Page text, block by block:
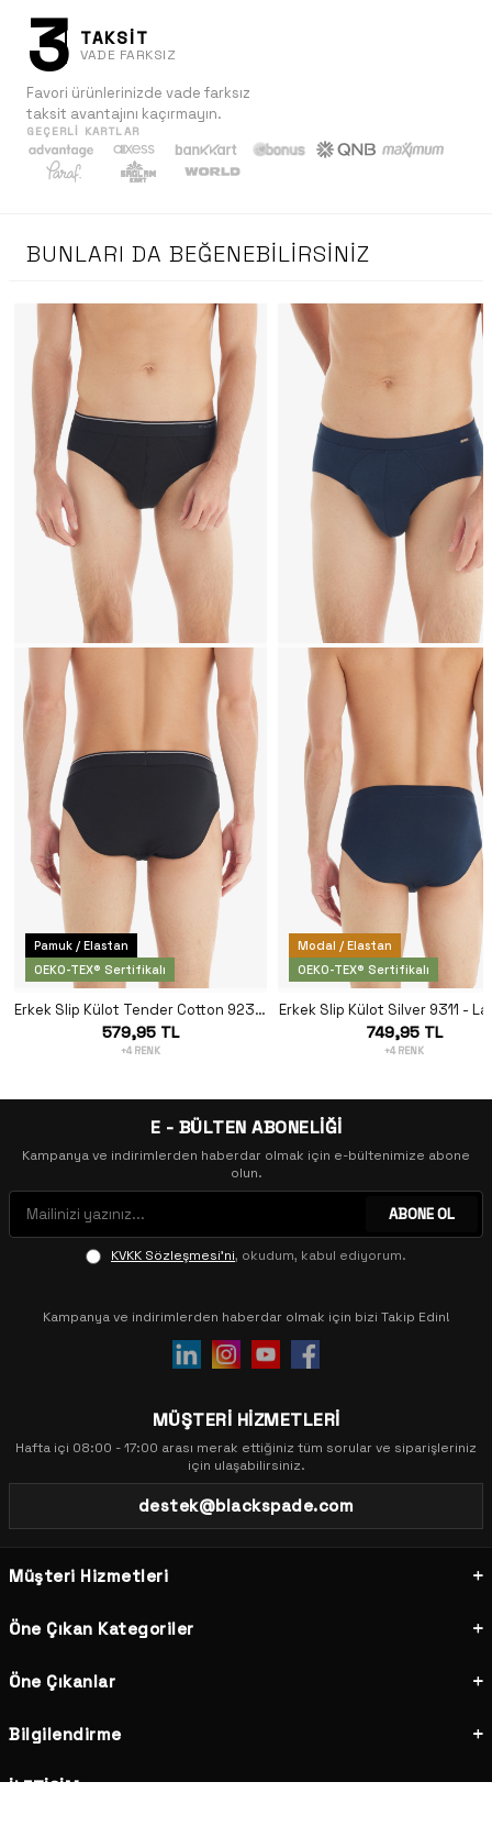
3 TAKSİT
VADE FARKSIZ
Favori ürünlerinizde vade farksız
taksit avantajını kaçırmayın.
GEÇERLI KARTLAR
BUNLARI DA BEĞENEBILIRSINIZ
Pamuk / Elastan
OEKO-TEX® Sertifikalı
Erkek Slip Külot Tender Cotton 9232 - Siyah
579,95 TL
+4 RENK
Modal / Elastan
OEKO-TEX® Sertifikalı
Erkek Slip Külot Silver 9311 -
749,95 TL
+4 RENK
E - BÜLTEN ABONELİĞİ
Kampanya ve indirimlerden haberdar olmak için e-bültenimize abone
olun.
ABONE OL
KVKK Sözleşmesi'ni, okudum, kabul ediyorum.
Kampanya ve indirimlerden haberdar olmak için bizi Takip Edin!
MÜŞTERİ HİZMETLERİ
Hafta içi 08:00 - 17:00 arası merak ettiğiniz tüm sorular ve siparişleriniz
için ulaşabilirsiniz.
destek@blackspade.com
Müşteri Hizmetleri
Öne Çıkan Kategoriler
Öne Çıkanlar
Bilgilendirme
İLETİŞİM